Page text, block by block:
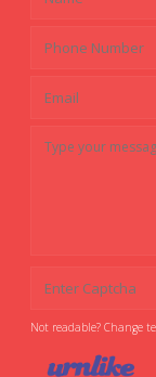
Not readable? Change